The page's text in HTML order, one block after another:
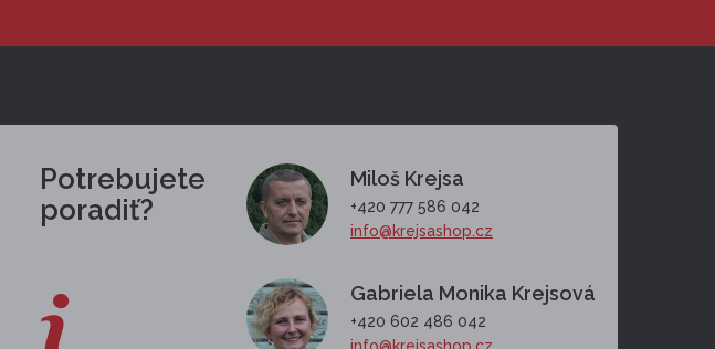
Potrebujete
poradiť?
Miloš Krejsa
+420 777 586 042
info@krejsashop.cz
Gabriela Monika Krejsová
+420 602 486 042